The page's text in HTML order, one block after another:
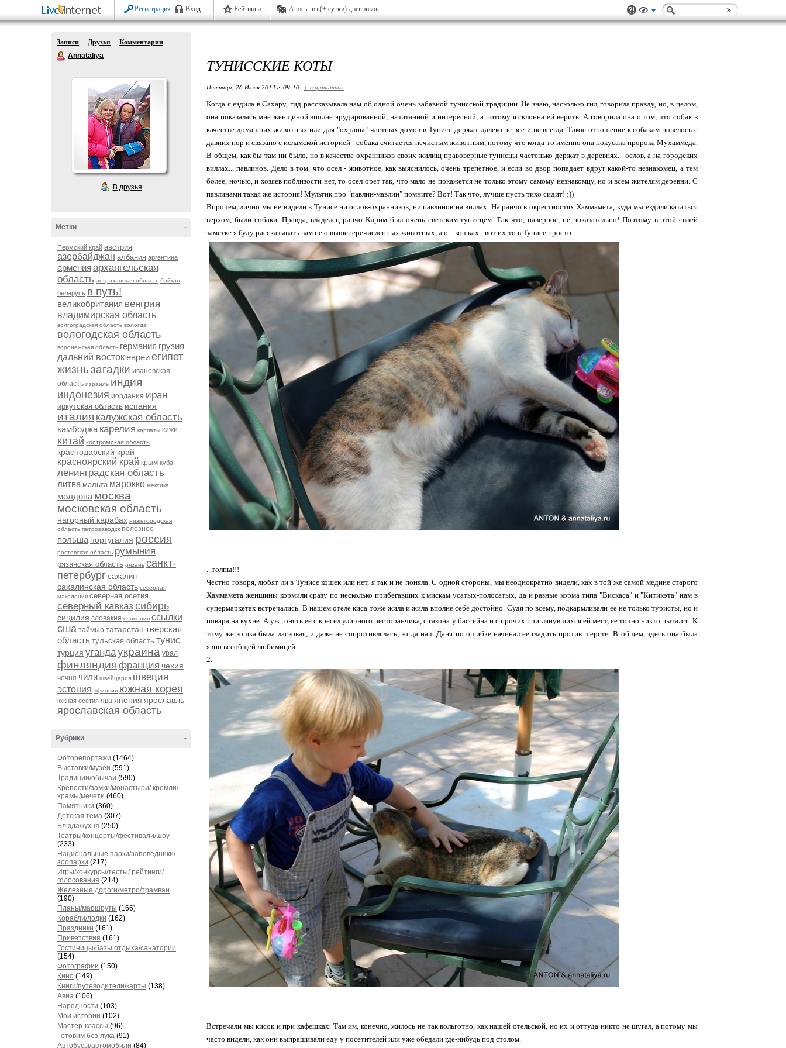
Регистрация Вход Рейтинги Авось из (+ сутки) дневников
Записи Друзья
Комментарии
Annataliya
В друзья
-
Метки
Пермский край австрия
азербайджан албания аргентина
армения архангельская
область астраханская область байкал
беларусь в путь!
великобритания венгрия
владимирская область
волгоградская область вологда
вологодская область
воронежская область германия грузия
дальний востокевреиегипет
жизньзагадки ивановская
область израиль индия
индонезия иордания иран
иркутская область испания
италия калужская область
камбоджа карелия карпаты кижи
китай костромская область
краснодарский край
красноярский край крым куба
ленинградская область
литва мальта марокко мексика
молдова москва
московская область
нагорный карабах нижегородская
область петрозаводск полезное
польша португалия россия
ростовская область румыния
рязанская область рязань санкт-
петербург сахалин
сахалинская область северная
македония северная осетия
северный кавказ сибирь
сицилия словакия словения ссылки
сша таймыр татарстан тверская
область тульская область тунис
турция угандаукраина урал
финляндия франция чехия
чечня чили швейцария швеция
эстония эфиопия южная корея
южная осетия ява япония ярославль
ярославская область
-
Рубрики
Фоторепортажи (1464)
Выставки/музеи (591)
Традиции/обычаи (590)
Крепости/замки/монастыри/ кремли/
храмы/мечети (460)
Памятники (360)
Детская тема (307)
Блюда/кухня (250)
Театры/концерты/фестивали/шоу
(233)
Национальные парки/заповедники/
зоопарки (217)
Игры/конкурсы/тесты/ рейтинги/
голосования (214)
Железные дороги/метро/трамваи
(190)
Планы/маршруты (166)
Корабли/лодки (162)
Праздники (161)
Приветствия (161)
Гостиницы/базы отдыха/санатории
(154)
Фотографии (150)
Кино (149)
Книги/путеводители/карты (138)
Авиа (106)
Народности (103)
Мои истории (102)
Мастер-классы (96)
Готовим без лука (91)
Автобусы/автомобили (84)
ТУНИССКИЕ КОТЫ
Пятница, 26 Июля 2013 г. 09:10 + в цитатник
Когда я ездила в Сахару, гид рассказывала нам об одной очень забавной тунисской традиции. Не знаю, насколько гид говорила правду, но, в целом,
она показалась мне женщиной вполне эрудированной, начитанной и интересной, а потому я склонна ей верить. А говорила она о том, что собак в
качестве домашних животных или для "охраны" частных домов в Тунисе держат далеко не все и не всегда. Такое отношение к собакам повелось с
давних пор и связано с исламской историей - собака считается нечистым животным, потому что когда-то именно она покусала пророка Мухаммеда.
В общем, как бы там ни было, но в качестве охранников своих жилищ правоверные тунисцы частенько держат в деревнях... ослов, а на городских
виллах... павлинов. Дело в том, что осел - животное, как выяснилось, очень трепетное, и если во двор попадает вдруг какой-то незнакомец, а тем
более, ночью, и хозяев поблизости нет, то осел орет так, что мало не покажется не только этому самому незнакомцу, но и всем жителям деревни. С
павлинами такая же история! Мультик про "павлин-мавлин" помните? Вот! Так что, лучше пусть тихо сидит! :))
Впрочем, лично мы не видели в Тунисе ни ослов-охранников, ни павлинов на виллах. На ранчо в окрестностях Хаммамета, куда мы ездили кататься
верхом, были собаки. Правда, владелец ранчо Карим был очень светским тунисцем. Так что, наверное, не показательно! Поэтому в этой своей
заметке я буду рассказывать вам не о вышеперечисленных животных, а о... кошках - вот их-то в Тунисе просто...
...толпы!!!
Честно говоря, любят ли в Тунисе кошек или нет, я так и не поняла. С одной стороны, мы неоднократно видели, как в той же самой медине старого
Хаммамета женщины кормили сразу по несколько прибегавших к мискам усатых-полосатых, да и разные корма типа "Вискаса" и "Китикэта" нам в
супермаркетах встречались. В нашем отеле киса тоже жила и жила вполне себе достойно. Судя по всему, подкармливали ее не только туристы, но и
повара на кухне. А уж гонять ее с кресел уличного ресторанчика, с газона у бассейна и с прочих приглянувшихся ей мест, ее точно никто пытался. К
тому же кошка была ласковая, и даже не сопротивлялась, когда наш Даня по ошибке начинал ее гладить против шерсти. В общем, здесь она была
явно всеобщей любимицей.
2.
Встречали мы кисок и при кафешках. Там им, конечно, жилось не так вольготно, как нашей отельской, но их и оттуда никто не шугал, а потому мы
часто видели, как они выпрашивали еду у посетителей или уже обедали где-нибудь под столом.